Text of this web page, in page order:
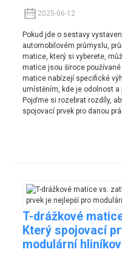
2025-06-12
Pokud jde o sestavy
automobilovém průmyslu,
matice, který si vyberete,
matice jsou široce
matice nabízejí specifické
umístěním, kde je odolnost a
Pojďme si rozebrat rozdíly,
spojovací prvek pro danou
T-drážkové
Který spojovací
modulární